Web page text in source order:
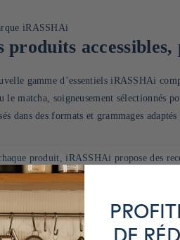
iRASSHAi
produits
gamme d’essentiels iRASSHAi
le matcha, soigneusement sélectionnés
dans des formats et grammages
produit, iRASSHAi propose des
simple pour les intégrer aux plats
sont une invitation à explorer, à
de plats japonais en une